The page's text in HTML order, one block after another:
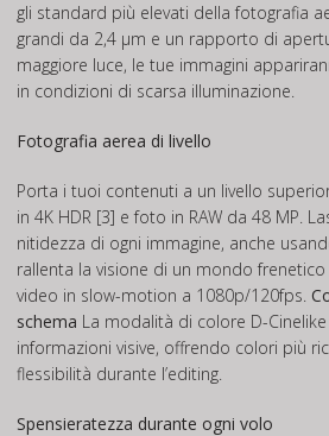
gli standard più elevati della fotografia
grandi da 2,4 μm e un rapporto di
maggiore luce, le tue immagini
in condizioni di scarsa illuminazione.
Fotografia aerea di livello
Porta i tuoi contenuti a un livello
in 4K HDR [3] e foto in RAW da 48 MP.
nitidezza di ogni immagine, anche
rallenta la visione di un mondo
video in slow-motion a 1080p/120fps.
schema La modalità di colore D-
informazioni visive, offrendo colori più
flessibilità durante l’editing.
Spensieratezza durante ogni volo